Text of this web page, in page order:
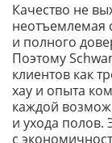
Качество не
неотъемлемая
и полного
Поэтому
клиентов как
хау и опыта
каждой
и ухода полов.
с